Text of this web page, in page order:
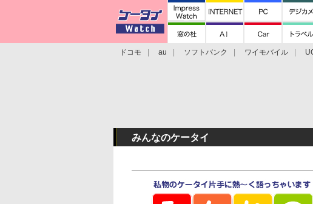
ドコモ au ソフトバンク ワイモバイル
みんなのケータイ